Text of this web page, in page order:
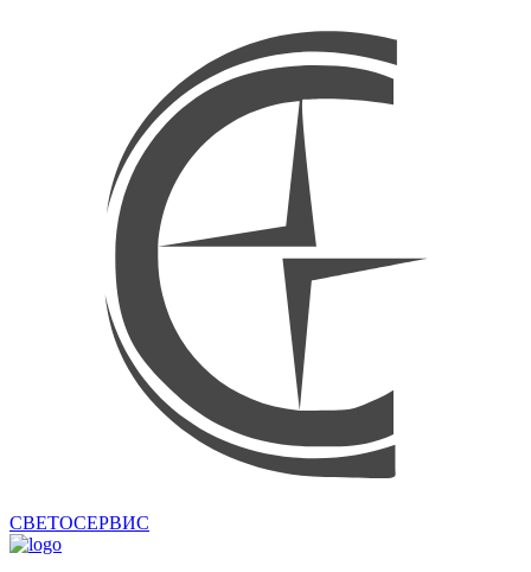
СВЕТОСЕРВИС